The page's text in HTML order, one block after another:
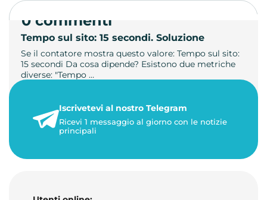
Tempo sul sito: 15 secondi. Soluzione
Se il contatore mostra questo valore: Tempo sul sito:
15 secondi Da cosa dipende? Esistono due metriche
diverse: "Tempo …
3 minuti di lettura
0 commenti
Iscrivetevi al nostro Telegram
Ricevi 1 messaggio al giorno con le notizie
principali